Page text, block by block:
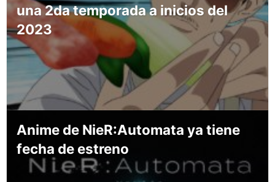
una 2da temporada a inicios del
2023
Anime de NieR:Automata ya tiene
fecha de estreno